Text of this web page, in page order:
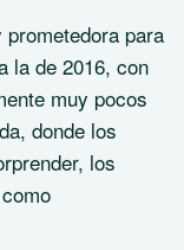
para
la de 2016, con
muy pocos
donde los
los